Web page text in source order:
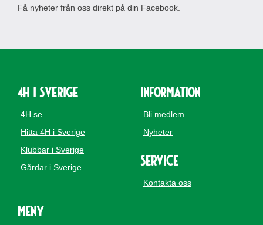
Få nyheter från oss direkt på din Facebook.
4H i Sverige
4H.se
Hitta 4H i Sverige
Klubbar i Sverige
Gårdar i Sverige
Information
Bli medlem
Nyheter
Service
Kontakta oss
Meny